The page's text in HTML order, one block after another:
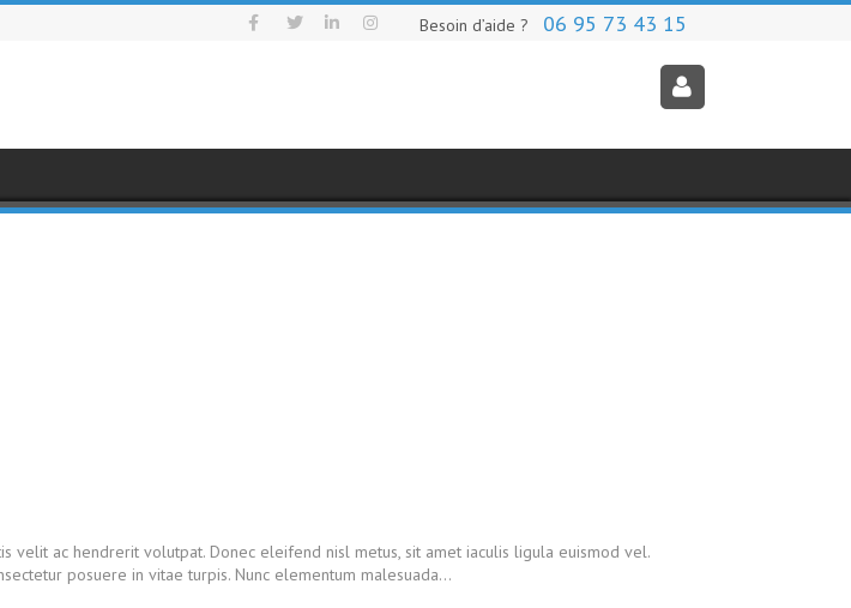
Besoin d’aide ? 06 95 73 43 15
velit ac hendrerit volutpat. Donec eleifend nisl metus, sit amet iaculis ligula euismod vel.
posuere in vitae turpis. Nunc elementum malesuada...